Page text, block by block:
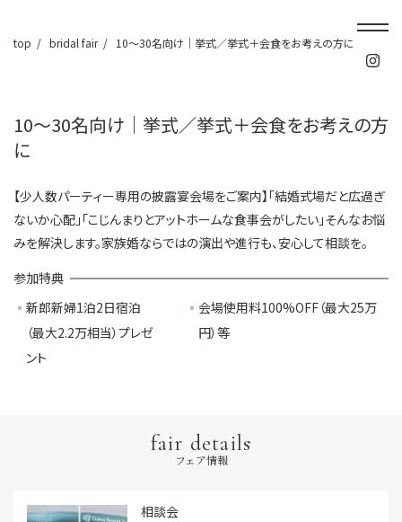
top bridal fair 10～30名向け│挙式／挙式＋会食をお考えの方に
10～30名向け│挙式／挙式＋会食をお考えの方
に
【少人数パーティー専用の披露宴会場をご案内】「結婚式場だと広過ぎ
ないか心配」「こじんまりとアットホームな食事会がしたい」そんなお悩
みを解決します。家族婚ならではの演出や進行も、安心して相談を。
参加特典
新郎新婦1泊2日宿泊
（最大2.2万相当）プレゼ
ント
会場使用料100%OFF（最大25万
円）等
fair details
フェア情報
相談会